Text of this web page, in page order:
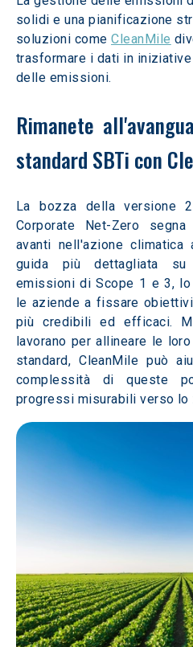
solidi e una pianificazione
soluzioni come CleanMile
trasformare i dati in
delle emissioni.
Rimanete
standard SBTi con
La bozza della versione
Corporate Net-Zero
avanti nell'azione climatica
guida più dettagliata su
emissioni di Scope 1 e 3,
le aziende a fissare
più credibili ed efficaci.
lavorano per allineare le
standard, CleanMile può
complessità di queste
progressi misurabili verso